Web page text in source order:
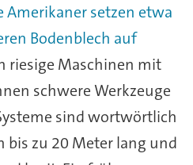
Amerikaner setzen etwa
Bodenblech auf
riesige Maschinen mit
schwere Werkzeuge
sind wortwörtlich
bis zu 20 Meter lang und